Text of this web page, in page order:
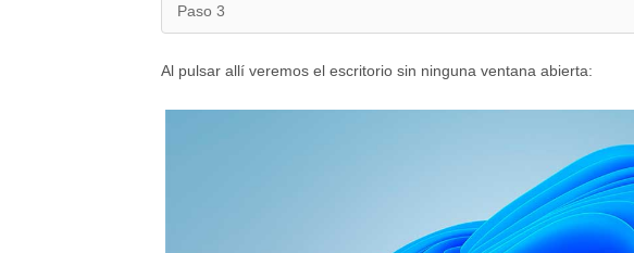
Paso 3
Al pulsar allí veremos el escritorio sin ninguna ventana abierta: